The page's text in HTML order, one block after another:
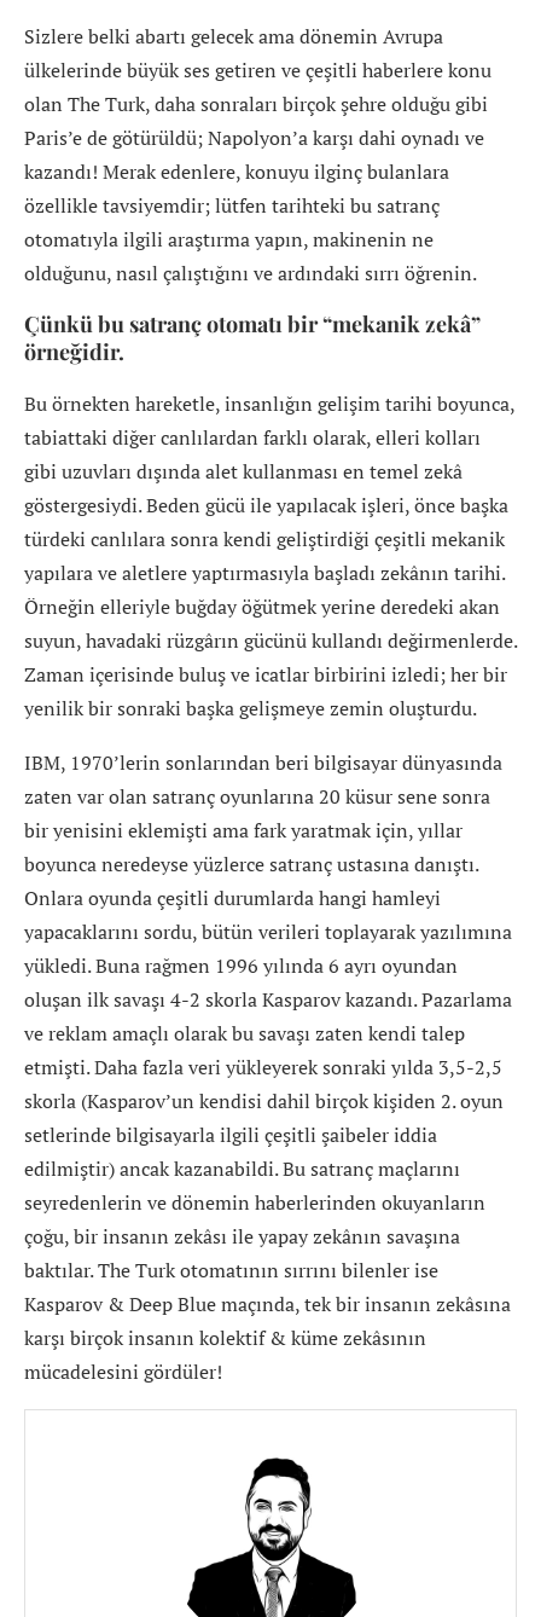
Sizlere belki abartı gelecek ama dönemin Avrupa
ülkelerinde büyük ses getiren ve çeşitli haberlere konu
olan The Turk, daha sonraları birçok şehre olduğu gibi
Paris’e de götürüldü; Napolyon’a karşı dahi oynadı ve
kazandı! Merak edenlere, konuyu ilginç bulanlara
özellikle tavsiyemdir; lütfen tarihteki bu satranç
otomatıyla ilgili araştırma yapın, makinenin ne
olduğunu, nasıl çalıştığını ve ardındaki sırrı öğrenin.
Çünkü bu satranç otomatı bir “mekanik zekâ”
örneğidir.
Bu örnekten hareketle, insanlığın gelişim tarihi boyunca,
tabiattaki diğer canlılardan farklı olarak, elleri kolları
gibi uzuvları dışında alet kullanması en temel zekâ
göstergesiydi. Beden gücü ile yapılacak işleri, önce başka
türdeki canlılara sonra kendi geliştirdiği çeşitli mekanik
yapılara ve aletlere yaptırmasıyla başladı zekânın tarihi.
Örneğin elleriyle buğday öğütmek yerine deredeki akan
suyun, havadaki rüzgârın gücünü kullandı değirmenlerde.
Zaman içerisinde buluş ve icatlar birbirini izledi; her bir
yenilik bir sonraki başka gelişmeye zemin oluşturdu.
IBM, 1970’lerin sonlarından beri bilgisayar dünyasında
zaten var olan satranç oyunlarına 20 küsur sene sonra
bir yenisini eklemişti ama fark yaratmak için, yıllar
boyunca neredeyse yüzlerce satranç ustasına danıştı.
Onlara oyunda çeşitli durumlarda hangi hamleyi
yapacaklarını sordu, bütün verileri toplayarak yazılımına
yükledi. Buna rağmen 1996 yılında 6 ayrı oyundan
oluşan ilk savaşı 4-2 skorla Kasparov kazandı. Pazarlama
ve reklam amaçlı olarak bu savaşı zaten kendi talep
etmişti. Daha fazla veri yükleyerek sonraki yılda 3,5-2,5
skorla (Kasparov’un kendisi dahil birçok kişiden 2. oyun
setlerinde bilgisayarla ilgili çeşitli şaibeler iddia
edilmiştir) ancak kazanabildi. Bu satranç maçlarını
seyredenlerin ve dönemin haberlerinden okuyanların
çoğu, bir insanın zekâsı ile yapay zekânın savaşına
baktılar. The Turk otomatının sırrını bilenler ise
Kasparov & Deep Blue maçında, tek bir insanın zekâsına
karşı birçok insanın kolektif & küme zekâsının
mücadelesini gördüler!